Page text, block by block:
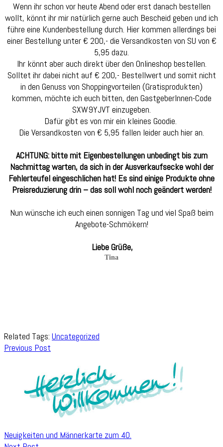
Wenn ihr schon vor heute Abend oder erst danach bestellen
wollt, könnt ihr mir natürlich gerne auch Bescheid geben und ich
führe eine Kundenbestellung durch. Hier kommen allerdings bei
einer Bestellung unter € 200,- die Versandkosten von SU von €
5,95 dazu.
Ihr könnt aber auch direkt über den Onlineshop bestellen.
Solltet ihr dabei nicht auf € 200,- Bestellwert und somit nicht
in den Genuss von Shoppingvorteilen (Gratisprodukten)
kommen, möchte ich euch bitten, den GastgeberInnen-Code
SXW9YJVT einzugeben.
Dafür gibt es von mir ein kleines Goodie.
Die Versandkosten von € 5,95 fallen leider auch hier an.
ACHTUNG: bitte mit Eigenbestellungen unbedingt bis zum
Nachmittag warten, da sich in der Ausverkaufsecke wohl der
Fehlerteufel eingeschlichen hat! Es sind einige Produkte ohne
Preisreduzierung drin – das soll wohl noch geändert werden!
Nun wünsche ich euch einen sonnigen Tag und viel Spaß beim
Angebote-Schmökern!
Liebe Grüße,
Tina
Related Tags: Uncategorized
Post
Previous Post
Neuigkeiten und Männerkarte zum 40.